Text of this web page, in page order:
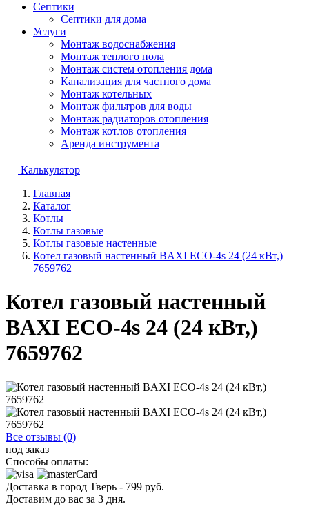
Септики
Септики для дома
Услуги
Монтаж водоснабжения
Монтаж теплого пола
Монтаж систем отопления дома
Канализация для частного дома
Монтаж котельных
Монтаж фильтров для воды
Монтаж радиаторов отопления
Монтаж котлов отопления
Аренда инструмента
Калькулятор
Главная
Каталог
Котлы
Котлы газовые
Котлы газовые настенные
Котел газовый настенный BAXI ECO-4s 24 (24 кВт,)
7659762
Котел газовый настенный
BAXI ECO-4s 24 (24 кВт,)
7659762
Все отзывы (0)
под заказ
Способы оплаты:
Доставка в город Тверь - 799 руб.
Доставим до вас за 3 дня.